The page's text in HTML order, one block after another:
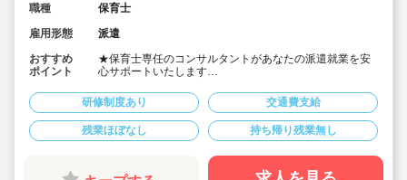
職種
保育士
雇用形態
派遣
おすすめ
ポイント
★保育士専任のコンサルタントがあなたの派遣就業を安
心サポートいたします
上線「朝霞台駅」
★時給1,640円、別途交通費支給！
★週3日～OK！フル勤務はちょっと荷が重い・・・とい
う方もお気軽にご相談ください♪
★0.1歳児クラスの補助をお願いします。書類は連絡帳の
研修制度あり 交通費支給
残業ほぼなし 持ち帰り残業無し